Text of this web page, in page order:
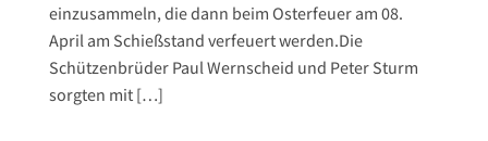
einzusammeln, die dann beim Osterfeuer am 08.
April am Schießstand verfeuert werden.Die
Schützenbrüder Paul Wernscheid und Peter Sturm
sorgten mit […]